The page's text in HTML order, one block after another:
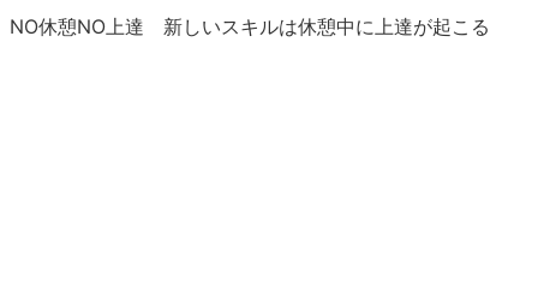
NO休憩NO上達 新しいスキルは休憩中に上達が起こる